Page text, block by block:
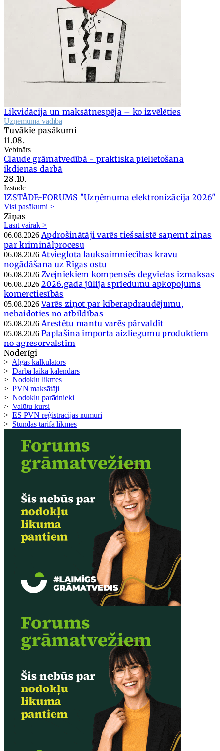
Likvidācija un maksātnespēja – ko izvēlēties
Uzņēmuma vadība
Tuvākie pasākumi
11.08.
Vebinārs
Claude grāmatvedībā - praktiska pielietošana
ikdienas darbā
28.10.
Izstāde
IZSTĀDE-FORUMS "Uzņēmuma elektronizācija 2026"
Visi pasākumi >
Ziņas
Lasīt vairāk >
06.08.2026 Apdrošinātāji varēs tiešsaistē saņemt ziņas
par kriminālprocesu
06.08.2026 Atvieglota lauksaimniecības kravu
nogādāšana uz Rīgas ostu
06.08.2026 Zvejniekiem kompensēs degvielas izmaksas
06.08.2026 2026.gada jūlija spriedumu apkopojums
komerctiesībās
05.08.2026 Varēs ziņot par kiberapdraudējumu,
nebaidoties no atbildības
05.08.2026 Arestētu mantu varēs pārvaldīt
05.08.2026 Paplašina importa aizliegumu produktiem
no agresorvalstīm
Noderīgi
> Algas kalkulators
> Darba laika kalendārs
> Nodokļu likmes
> PVN maksātāji
> Nodokļu parādnieki
> Valūtu kursi
> ES PVN reģistrācijas numuri
> Stundas tarifa likmes